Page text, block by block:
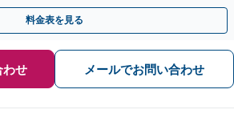
果が変わるので早期相談を
料金表を見る
わせ メールでお問い合わせ